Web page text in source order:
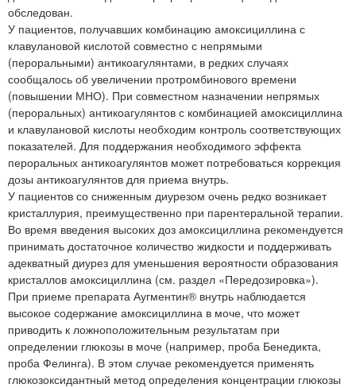
обследован.
У пациентов, получавших комбинацию амоксициллина с
клавулановой кислотой совместно с непрямыми
(пероральными) антикоагулянтами, в редких случаях
сообщалось об увеличении протромбинового времени
(повышении МНО). При совместном назначении непрямых
(пероральных) антикоагулянтов с комбинацией амоксициллина
и клавулановой кислоты необходим контроль соответствующих
показателей. Для поддержания необходимого эффекта
пероральных антикоагулянтов может потребоваться коррекция
дозы антикоагулянтов для приема внутрь.
У пациентов со сниженным диурезом очень редко возникает
кристаллурия, преимущественно при парентеральной терапии.
Во время введения высоких доз амоксициллина рекомендуется
принимать достаточное количество жидкости и поддерживать
адекватный диурез для уменьшения вероятности образования
кристаллов амоксициллина (см. раздел «Передозировка»).
При приеме препарата Аугментин® внутрь наблюдается
высокое содержание амоксициллина в моче, что может
приводить к ложноположительным результатам при
определении глюкозы в моче (например, проба Бенедикта,
проба Фелинга). В этом случае рекомендуется применять
глюкозоксидантный метод определения концентрации глюкозы